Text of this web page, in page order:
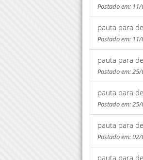
Postado em:
pauta para
Postado em:
pauta para
Postado em:
pauta para
Postado em:
pauta para
Postado em:
pauta para